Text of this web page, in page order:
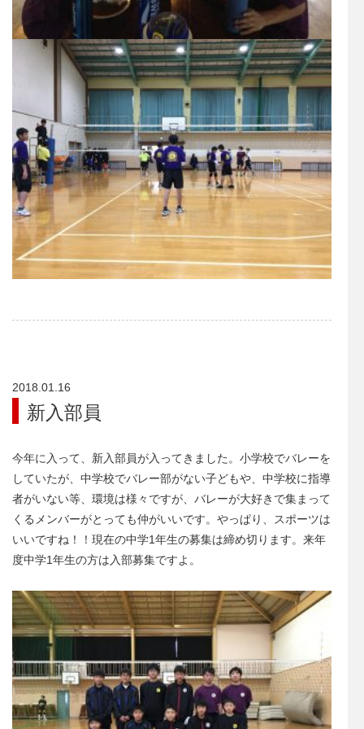
2018.01.16
新入部員
今年に入って、新入部員が入ってきました。小学校でバレーを
していたが、中学校でバレー部がない子どもや、中学校に指導
者がいない等、環境は様々ですが、バレーが大好きで集まって
くるメンバーがとっても仲がいいです。やっぱり、スポーツは
いいですね！！現在の中学1年生の募集は締め切ります。来年
度中学1年生の方は入部募集ですよ。